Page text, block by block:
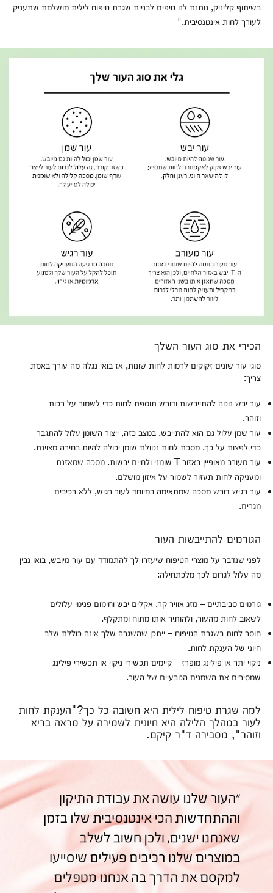
בשיתוף קליניק, נותנת לנו טיפים לבניית שגרת טיפוח לילית מושלמת שתעניק
לעורך לחות אינטנסיבית."
הכירי את סוג העור השלך
סוגי עור שונים זקוקים לרמות לחות שונות, אז בואי נגלה מה עורך באמת
צריך:
עור יבש נוטה להתייבשות ודורש תוספת לחות כדי לשמור על רכות
וזוהר.
עור שמן עלול גם הוא להתייבש. במצב כזה, ייצור השומן עלול להתגבר
כדי לפצות על כך. מסכת לחות נטולת שומן יכולה להיות בחירה מצוינת.
עור מעורב מאופיין באזור T שומני ולחיים יבשות. מסכה שמאזנת
ומעניקה לחות תעזור לשמור על איזון מושלם.
עור רגיש דורש מסכה שמתאימה במיוחד לעור רגיש, ללא רכיבים
מגרים.
הגורמים להתייבשות העור
לפני שנדבר על מוצרי הטיפוח שיעזרו לך להתמודד עם עור מיובש, בואו נבין
מה עלול לגרום לכך מלכתחילה:
גורמים סביבתיים – מזג אוויר קר, אקלים יבש וחימום פנימי עלולים
לשאוב לחות מהעור, ולהותיר אותו מתוח ומתקלף.
חוסר לחות בשגרת הטיפוח – ייתכן שהשגרה שלך אינה כוללת שלב
חיוני של הענקת לחות.
ניקוי יתר או פילינג מופרז – קיימים תכשירי ניקוי או תכשירי פילינג
שמסירים את השמנים הטבעיים של העור.
למה שגרת טיפוח לילית היא חשובה כל כך?"הענקת לחות
לעור במהלך הלילה היא חיונית לשמירה על מראה בריא
וזוהר", מסבירה ד"ר קיקם.